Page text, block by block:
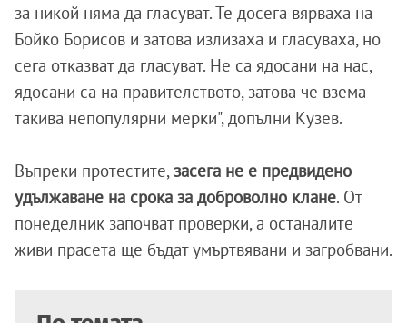
за никой няма да гласуват. Те досега вярваха на
Бойко Борисов и затова излизаха и гласуваха, но
сега отказват да гласуват. Не са ядосани на нас,
ядосани са на правителството, затова че взема
такива непопулярни мерки", допълни Кузев.
Въпреки протестите, засега не е предвидено
удължаване на срока за доброволно клане. От
понеделник започват проверки, а останалите
живи прасета ще бъдат умъртвявани и загробвани.